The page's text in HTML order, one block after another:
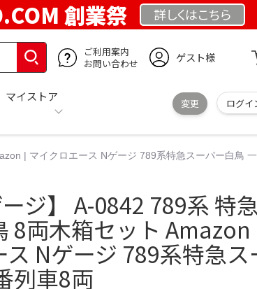
創業祭 詳しくはこちら
ご利用案内
お問い合わせ
ゲスト様
マイストア
変更 ログイ
| マイクロエース Nゲージ 789系特急スーパー白鳥
ージ】 A-0842 789系 特
8両木箱セット Amazon
ス Nゲージ 789系特急ス
列車8両